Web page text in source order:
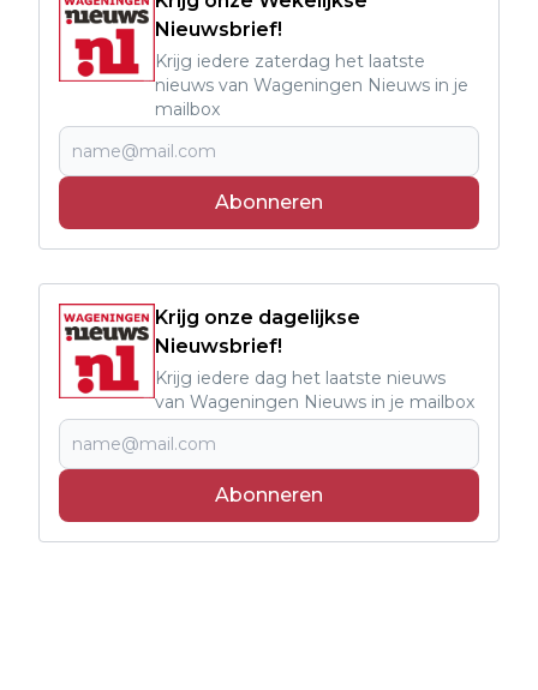
Nieuwsbrief!
Krijg iedere zaterdag het laatste
nieuws van Wageningen Nieuws in je
mailbox
Abonneren
Krijg onze dagelijkse
Nieuwsbrief!
Krijg iedere dag het laatste nieuws
van Wageningen Nieuws in je mailbox
Abonneren